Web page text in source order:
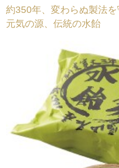
約350年、変わらぬ製法を
元気の源、伝統の水飴